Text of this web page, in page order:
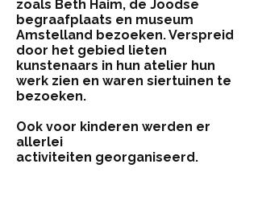
zoals Beth Haim, de Joodse
begraafplaats en museum
Amstelland bezoeken. Verspreid
door het gebied lieten
kunstenaars in hun atelier hun
werk zien en waren siertuinen te
bezoeken.
Ook voor kinderen werden er
allerlei
activiteiten georganiseerd.